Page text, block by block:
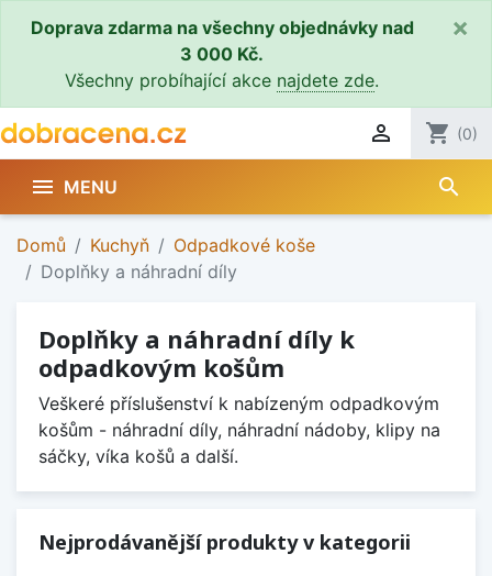
Doprava zdarma na všechny objednávky nad
3 000 Kč.
Všechny probíhající akce najdete zde.
×
 shopping_cart (0)
 MENU search
Domů Kuchyň
Odpadkové koše
Doplňky a náhradní díly
Doplňky a náhradní díly k
odpadkovým košům
Veškeré příslušenství k nabízeným odpadkovým
košům - náhradní díly, náhradní nádoby, klipy na
sáčky, víka košů a další.
Nejprodávanější produkty v kategorii